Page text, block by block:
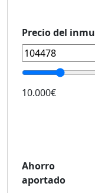
Precio del
10.000€
Ahorro
aportado